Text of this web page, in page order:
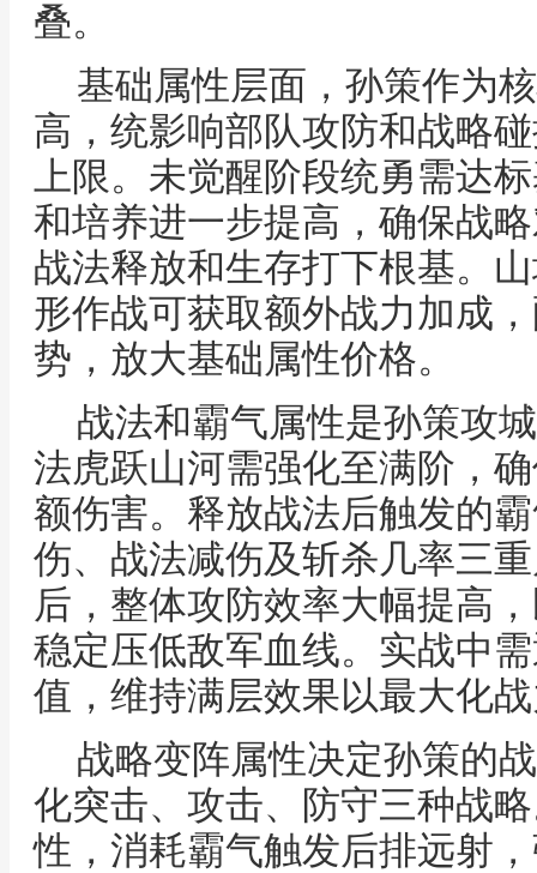
叠。
基础属性层面，孙策作为
高，统影响部队攻防和战略
上限。未觉醒阶段统勇需达
和培养进一步提高，确保战
战法释放和生存打下根基。
形作战可获取额外战力加成
势，放大基础属性价格。
战法和霸气属性是孙策攻
法虎跃山河需强化至满阶，
额伤害。释放战法后触发的
伤、战法减伤及斩杀几率三
后，整体攻防效率大幅提高
稳定压低敌军血线。实战中
值，维持满层效果以最大化
战略变阵属性决定孙策的
化突击、攻击、防守三种战
性，消耗霸气触发后排远射